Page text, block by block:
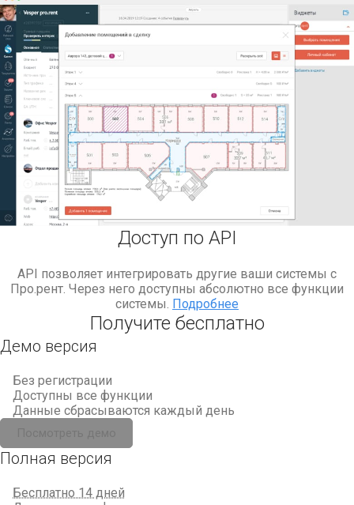
Доступ по API
API позволяет интегрировать другие ваши системы с
Про.рент. Через него доступны абсолютно все функции
системы. Подробнее
Получите бесплатно
Демо версия
Без регистрации
Доступны все функции
Данные сбрасываются каждый день
Полная версия
Бесплатно 14 дней